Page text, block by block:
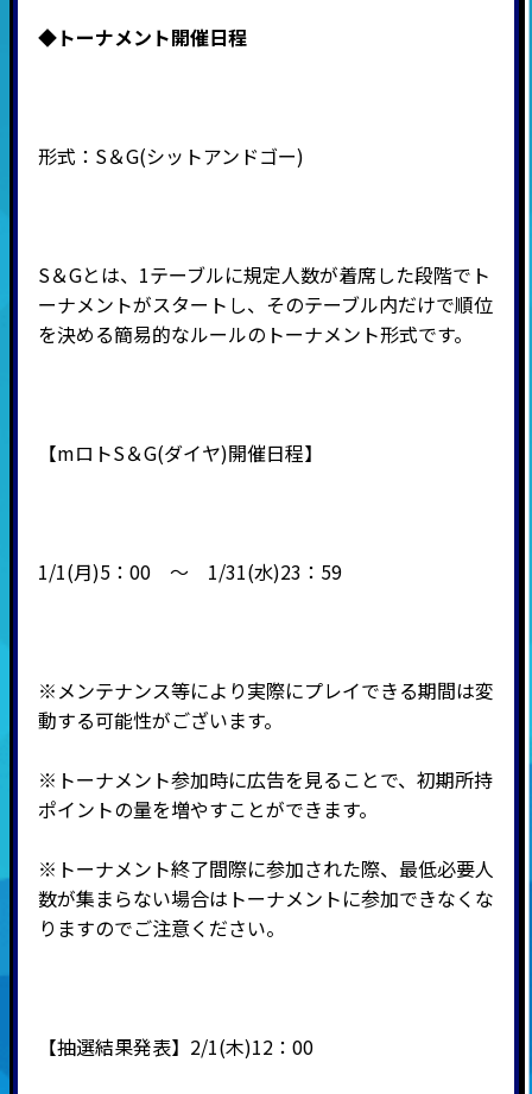
◆トーナメント開催日程
形式： S＆G(シットアンドゴー)
S＆Gとは、1テーブルに規定人数が着席した段階でト
ーナメントがスタートし、そのテーブル内だけで順位
を決める簡易的なルールのトーナメント形式です。
【mロトS＆G(ダイヤ)開催日程】
1/1(月)5：00 ～ 1/31(水)23：59
※メンテナンス等により実際にプレイできる期間は変
動する可能性がございます。
※ トーナメント参加時に広告を見ることで、初期所持
ポイントの量を増やすことができます。
※トーナメント終了間際に参加された際、最低必要人
数が集まらない場合はトーナメントに参加できなくな
りますのでご注意ください。
【抽選結果発表】2/1(木)12：00